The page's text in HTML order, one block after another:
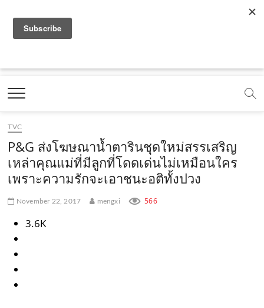
a
e
b
o
k
.
c
o
o
t
b
.
c
o
m
.
o
e
m
t
g
a
m
.
t
k
c
o
m
Marketing Oops!
DIGITAL | CREATIVE | ADVERTISING | CAMPAIGN |
TVC
P&G ส่งโฆษณาน้ำตารินชุดใหม่สรรเสริญ
เหล่าคุณแม่ที่มีลูกที่โดดเด่นไม่เหมือนใคร
เพราะความรักจะเอาชนะอติทั้งปวง
November 22, 2017 mengxi 566
3.6K